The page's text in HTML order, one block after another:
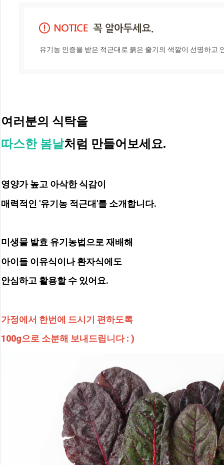
유기농 인증을 받은 적근대로 붉은 줄기의 색깔이 선명하고
여러분의 식탁을
따스한 봄날처럼 만들어보세요.
영양가 높고 아삭한 식감이
매력적인 '유기농 적근대'를 소개합니다.
미생물 발효 유기농법으로 재배해
아이들 이유식이나 환자식에도
안심하고 활용할 수 있어요.
가정에서 한번에 드시기 편하도록
100g으로 소분해 보내드립니다 : )